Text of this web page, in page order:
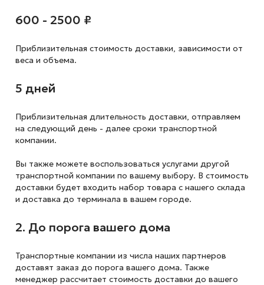
600 - 2500 ₽
Приблизительная стоимость доставки, зависимости от
веса и объема.
5 дней
Приблизительная длительность доставки, отправляем
на следующий день - далее сроки транспортной
компании.
Вы также можете воспользоваться услугами другой
транспортной компании по вашему выбору. В стоимость
доставки будет входить набор товара с нашего склада
и доставка до терминала в вашем городе.
2. До порога вашего дома
Транспортные компании из числа наших партнеров
доставят заказ до порога вашего дома. Также
менеджер рассчитает стоимость доставки до вашего